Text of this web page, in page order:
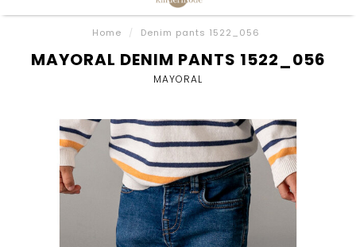
Home / Denim pants 1522_056
MAYORAL DENIM PANTS 1522_056
MAYORAL